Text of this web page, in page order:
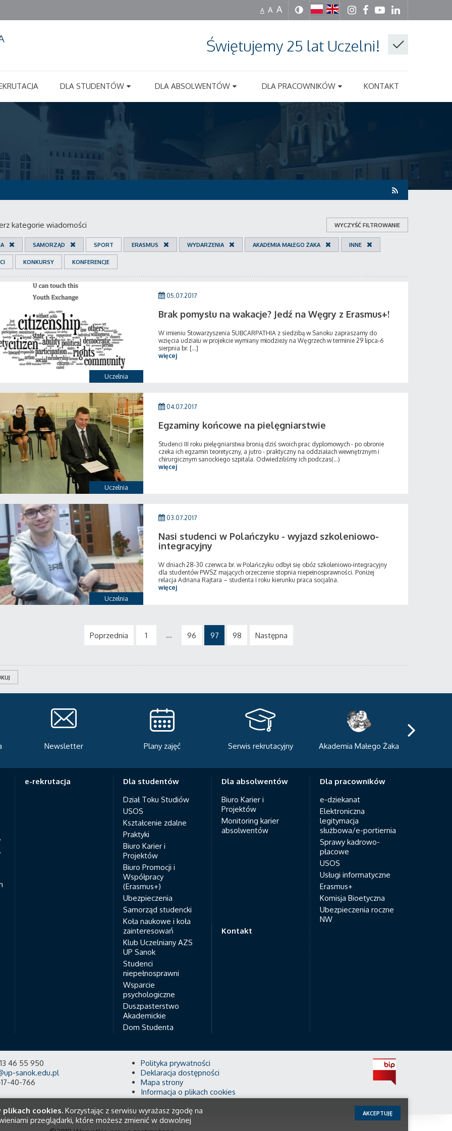
A A A
Świętujemy 25 lat Uczelni!
DLA STUDENTÓW DLA ABSOLWENTÓW DLA PRACOWNIKÓW KONTAKT
kategorie wiadomości WYCZYŚĆ FILTROWANIE
SAMORZĄD SPORT ERASMUS WYDARZENIA AKADEMIA MAŁEGO ŻAKA INNE
KONKURSY KONFERENCJE
Uczelnia
05.07.2017
Brak pomysłu na wakacje? Jedź na Węgry z Erasmus+!
W imieniu Stowarzyszenia SUBCARPATHIA z siedzibą w Sanoku zapraszamy do
wzięcia udziału w projekcie wymiany młodzieży na Węgrzech w terminie 29 lipca-6
sierpnia br. [...]
więcej
Uczelnia
04.07.2017
Egzaminy końcowe na pielęgniarstwie
Studenci III roku pielęgniarstwa bronią dziś swoich prac dyplomowych - po obronie
czeka ich egzamin teoretyczny, a jutro - praktyczny na oddziałach wewnętrznym i
chirurgicznym sanockiego szpitala. Odwiedziliśmy ich podczas(...)
więcej
Uczelnia
03.07.2017
Nasi studenci w Polańczyku - wyjazd szkoleniowo-
integracyjny
W dniach 28-30 czerwca br. w Polańczyku odbył się obóz szkoleniowo-integracyjny
dla studentów PWSZ mających orzeczenie stopnia niepełnosprawności. Poniżej
relacja Adriana Rajtara – studenta I roku kierunku praca socjalna.
więcej
Poprzednia 1 ... 96 97 98 Następna
Newsletter Plany zajęć Serwis rekrutacyjny Akademia Małego Żaka
e-rekrutacja
Dla studentów
Dział Toku Studiów
USOS
Kształcenie zdalne
Praktyki
Biuro Karier i
Projektów
Biuro Promocji i
Współpracy
(Erasmus+)
Ubezpieczenia
Samorząd studencki
Koła naukowe i koła
zainteresowań
Klub Uczelniany AZS
UP Sanok
Studenci
niepełnosprawni
Wsparcie
psychologiczne
Duszpasterstwo
Akademickie
Dom Studenta
Dla absolwentów
Biuro Karier i
Projektów
Monitoring karier
absolwentów
Dla pracowników
e-dziekanat
Elektroniczna
legitymacja
służbowa/e-portiernia
Sprawy kadrowo-
płacowe
USOS
Usługi informatyczne
Erasmus+
Komisja Bioetyczna
Ubezpieczenia roczne
NW
Kontakt
46 55 950
sanok.edu.pl
40-766
Polityka prywatności
Deklaracja dostępności
Mapa strony
Informacja o plikach cookies
plikach cookies. Korzystając z serwisu wyrażasz zgodę na
przeglądarki, które możesz zmienić w dowolnej
AKCEPTUJĘ